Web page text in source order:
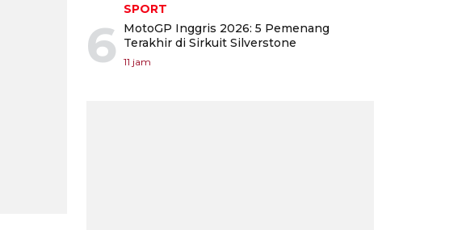
6
SPORT
MotoGP Inggris 2026: 5 Pemenang
Terakhir di Sirkuit Silverstone
11 jam